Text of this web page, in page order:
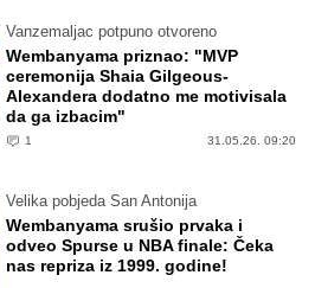
Vanzemaljac potpuno otvoreno
Wembanyama priznao: "MVP
ceremonija Shaia Gilgeous-
Alexandera dodatno me motivisala
da ga izbacim"
1 31.05.26. 09:20
Velika pobjeda San Antonija
Wembanyama srušio prvaka i
odveo Spurse u NBA finale: Čeka
nas repriza iz 1999. godine!